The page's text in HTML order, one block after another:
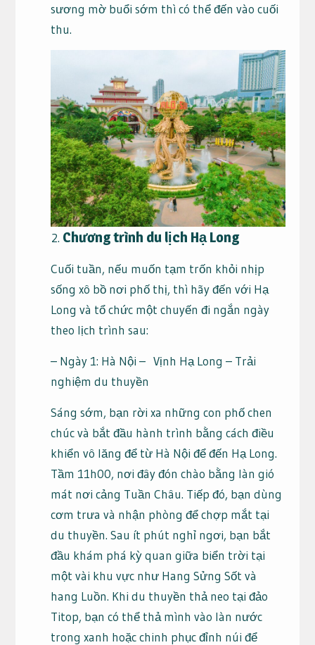
sương mờ buổi sớm thì có thể đến vào cuối
thu.
Chương trình du lịch Hạ Long
Cuối tuần, nếu muốn tạm trốn khỏi nhịp
sống xô bồ nơi phố thị, thì hãy đến với Hạ
Long và tổ chức một chuyến đi ngắn ngày
theo lịch trình sau:
– Ngày 1: Hà Nội – Vịnh Hạ Long – Trải
nghiệm du thuyền
Sáng sớm, bạn rời xa những con phố chen
chúc và bắt đầu hành trình bằng cách điều
khiển vô lăng để từ Hà Nội để đến Hạ Long.
Tầm 11h00, nơi đây đón chào bằng làn gió
mát nơi cảng Tuần Châu. Tiếp đó, bạn dùng
cơm trưa và nhận phòng để chợp mắt tại
du thuyền. Sau ít phút nghỉ ngơi, bạn bắt
đầu khám phá kỳ quan giữa biển trời tại
một vài khu vực như Hang Sửng Sốt và
hang Luồn. Khi du thuyền thả neo tại đảo
Titop, bạn có thể thả mình vào làn nước
trong xanh hoặc chinh phục đỉnh núi để